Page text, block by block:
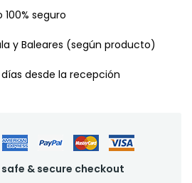
100% seguro
y Baleares (según producto)
dí­as desde la recepción
& secure checkout